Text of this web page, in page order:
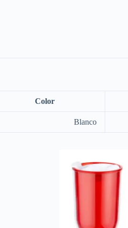
Color
Blanco